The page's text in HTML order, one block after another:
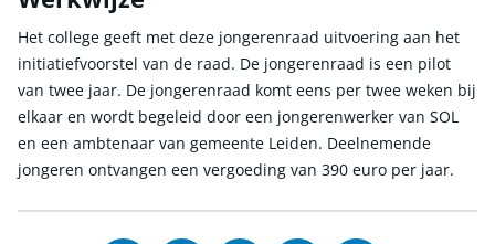
Het college geeft met deze jongerenraad uitvoering aan het
initiatiefvoorstel van de raad. De jongerenraad is een pilot
van twee jaar. De jongerenraad komt eens per twee weken bij
elkaar en wordt begeleid door een jongerenwerker van SOL
en een ambtenaar van gemeente Leiden. Deelnemende
jongeren ontvangen een vergoeding van 390 euro per jaar.